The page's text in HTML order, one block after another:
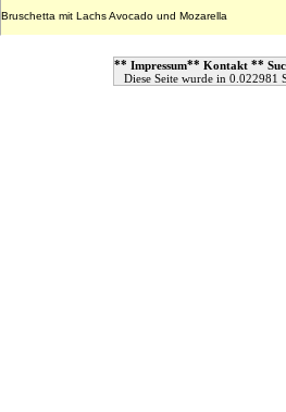
Bruschetta mit Lachs Avocado und Mozarella
** Impressum** Kontakt **
Diese Seite wurde in 0.022981